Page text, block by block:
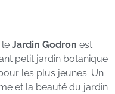
le Jardin Godron est
petit jardin botanique
les plus jeunes. Un
et la beauté du jardin